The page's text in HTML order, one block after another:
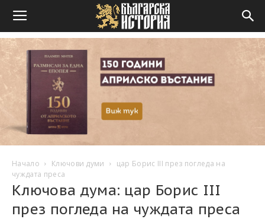
Начало Ключови думи
цар Борис III през погледа на
чуждата преса
Ключова дума: цар Борис III
през погледа на чуждата преса